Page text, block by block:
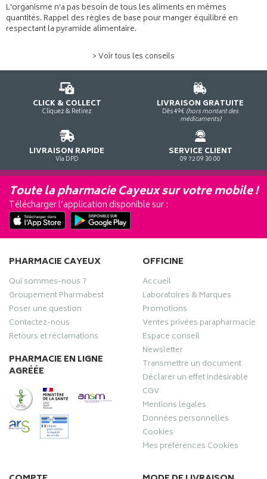
L'organisme n'a pas besoin de tous les aliments en mêmes
quantités. Rappel des règles de base pour manger équilibré en
respectant la pyramide alimentaire.
> Voir tous les conseils
CLICK & COLLECT
Cliquez & Retirez
LIVRAISON GRATUITE
Dès 49€ (hors montant des
médicaments)
LIVRAISON RAPIDE
Via DPD
SERVICE CLIENT
09 72 09 30 00
Toute la pharmacie Cayeux sur votre mobile !
Télécharger l’application disponible sur :
PHARMACIE CAYEUX
Qui sommes-nous ?
Groupement Pharmabest
Poser une question
Contactez-nous
Retours et réclamations
PHARMACIE EN LIGNE
AGRÉÉE
OFFICINE
Accueil
Laboratoires & Marques
Promotions
Ventes privées parapharmacie
Espace conseil
Newsletter
Transmettre un document
Déclarer un effet indésirable
CGV
Mentions légales
Données personnelles
Cookies
Mes préférences Cookies